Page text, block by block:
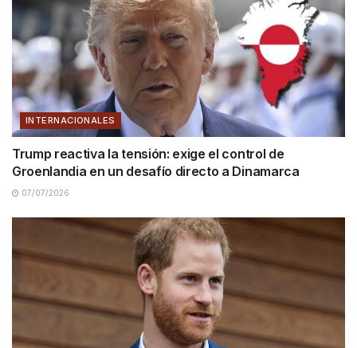
INTERNACIONALES
Trump reactiva la tensión: exige el control de
Groenlandia en un desafío directo a Dinamarca
07/07/2026